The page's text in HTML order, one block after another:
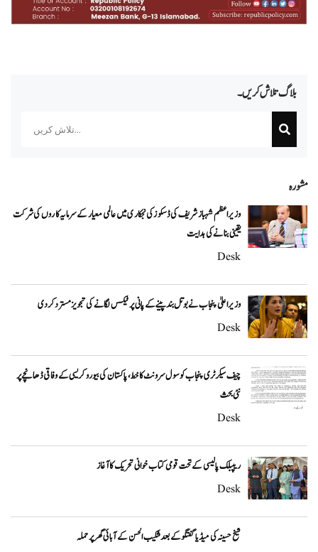
بلاگ تلاش کریں۔
مشورہ
وزیراعظم شہباز شریف کی ڈسکوز کی نجکاری میں عالمی معیار کے سرمایہ کاروں کی شرکت
یقینی بنانے کی ہدایت
Desk
وزیراعلیٰ پنجاب نے بوتل بند پینے کے پانی پر ٹیکس لگانے کی تجویز مسترد کر دی
Desk
چیف سیکرٹری پنجاب کو سول سرونٹ کا خط، پاکستان کی بیوروکریسی کے وفاقی ڈھانچے پر
نئی بحث
Desk
ریپبلک پالیسی کے تحت قومی کتاب خوانی تحریک کا آغاز
Desk
شیخ حسینہ کی میڈیا گفتگو کے بعد شکیب الحسن کے آبائی گھر پر حملہ